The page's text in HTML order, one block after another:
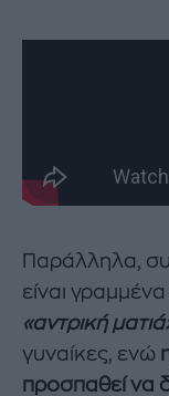
Παράλληλα,
είναι
«αντρική
γυναίκες, ενώ
προσπαθεί να